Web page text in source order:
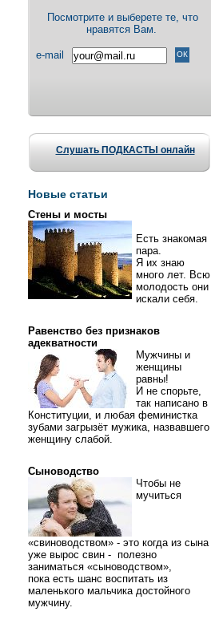
Посмотрите и выберете те, что
нравятся Вам.
e-mail
Слушать ПОДКАСТЫ онлайн
Новые статьи
Стены и мосты
Есть знакомая
пара.
Я их знаю
много лет. Всю
молодость они
искали себя.
Равенство без признаков
адекватности
Мужчины и
женщины
равны!
И не спорьте,
так написано в
Конституции, и любая феминистка
зубами загрызёт мужика, назвавшего
женщину слабой.
Сыноводство
Чтобы не
мучиться
«свиноводством» - это когда из сына
уже вырос свин - полезно
заниматься «сыноводством»,
пока есть шанс воспитать из
маленького мальчика достойного
мужчину.